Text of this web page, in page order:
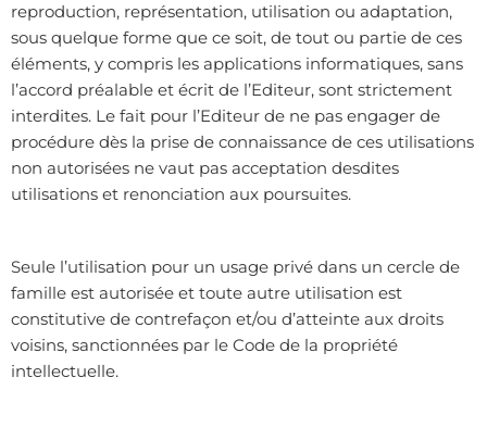
reproduction, représentation, utilisation ou adaptation,
sous quelque forme que ce soit, de tout ou partie de ces
éléments, y compris les applications informatiques, sans
l’accord préalable et écrit de l’Editeur, sont strictement
interdites. Le fait pour l’Editeur de ne pas engager de
procédure dès la prise de connaissance de ces utilisations
non autorisées ne vaut pas acceptation desdites
utilisations et renonciation aux poursuites.
Seule l’utilisation pour un usage privé dans un cercle de
famille est autorisée et toute autre utilisation est
constitutive de contrefaçon et/ou d’atteinte aux droits
voisins, sanctionnées par le Code de la propriété
intellectuelle.